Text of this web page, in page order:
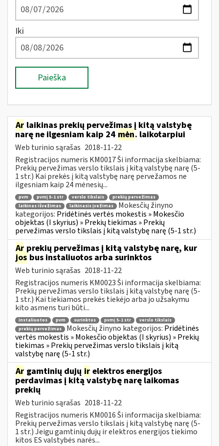
Iki
Paieška
Ar laikinas prekių pervežimas į kitą valstybę
narę ne ilgesniam kaip 24 mėn. laikotarpiui
Web turinio sąrašas 2018-11-22
Registracijos numeris KM0017 Ši informacija skelbiama:
Prekių pervežimas verslo tikslais į kitą valstybę narę (5-
1 str.) Kai prekės į kitą valstybę narę pervežamos ne
ilgesniam kaip 24 mėnesių...
pvm pvmį 5-1 str verslo tikslais
prekių pervežimas
laikinas išvežimas
laikinasis įvežimas
Mokesčių žinyno
kategorijos: Pridėtinės vertės mokestis » Mokesčio
objektas (I skyrius) » Prekių tiekimas » Prekių
pervežimas verslo tikslais į kitą valstybę narę (5-1 str.)
Ar prekių pervežimas į kitą valstybę narę, kur
jos bus instaliuotos arba surinktos
Web turinio sąrašas 2018-11-22
Registracijos numeris KM0023 Ši informacija skelbiama:
Prekių pervežimas verslo tikslais į kitą valstybę narę (5-
1 str.) Kai tiekiamos prekės tiekėjo arba jo užsakymu
kito asmens turi būti...
instaliuotos pvm surinktos pvmį 5-1 str
verslo tikslais
prekių pervežimas
Mokesčių žinyno kategorijos: Pridėtinės
vertės mokestis » Mokesčio objektas (I skyrius) » Prekių
tiekimas » Prekių pervežimas verslo tikslais į kitą
valstybę narę (5-1 str.)
Ar gamtinių dujų ir elektros energijos
perdavimas į kitą valstybę narę laikomas
prekių
Web turinio sąrašas 2018-11-22
Registracijos numeris KM0016 Ši informacija skelbiama:
Prekių pervežimas verslo tikslais į kitą valstybę narę (5-
1 str.) Jeigu gamtinių dujų ir elektros energijos tiekimo
kitos ES valstybės narės...